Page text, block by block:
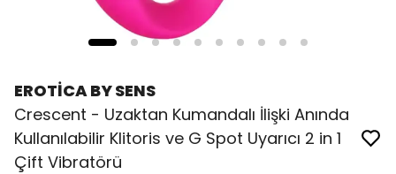
EROTİCA BY SENS
Crescent - Uzaktan Kumandalı İlişki Anında
Kullanılabilir Klitoris ve G Spot Uyarıcı 2 in 1
Çift Vibratörü